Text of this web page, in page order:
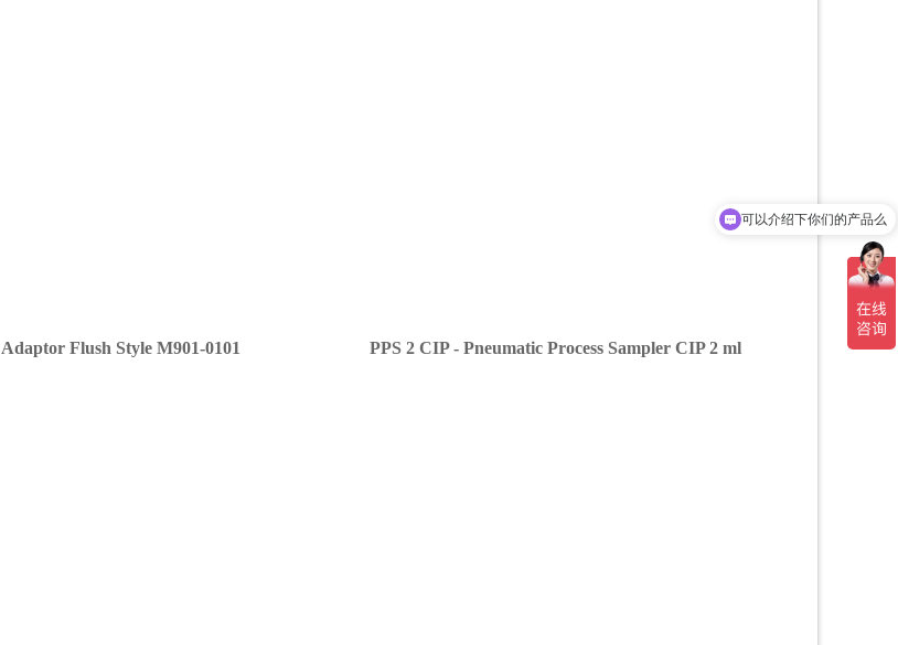
Adaptor Flush Style M901-0101 PPS 2 CIP - Pneumatic Process Sampler CIP 2 ml
可以介绍下你们的产品么